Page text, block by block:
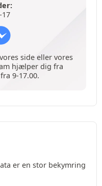
side eller vores
hjælper dig fra
9-17.00.
er en stor bekymring